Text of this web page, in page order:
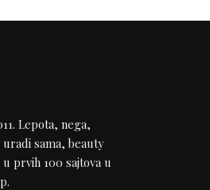
Lepota, nega,
sama, beauty
prvih 100 sajtova u